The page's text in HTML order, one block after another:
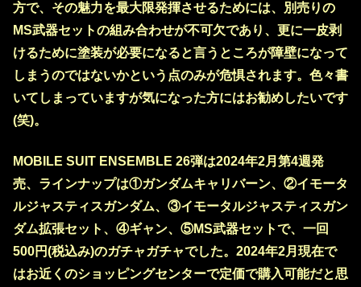
方で、その魅力を最大限発揮させるためには、別売りの
MS武器セットの組み合わせが不可欠であり、更に一皮剥
けるために塗装が必要になると言うところが障壁になって
しまうのではないかという点のみが危惧されます。色々書
いてしまっていますが気になった方にはお勧めしたいです
(笑)。
MOBILE SUIT ENSEMBLE 26弾は2024年2月第4週発
売、ラインナップは①ガンダムキャリバーン、②イモータ
ルジャスティスガンダム、③イモータルジャスティスガン
ダム拡張セット、④ギャン、⑤MS武器セットで、一回
500円(税込み)のガチャガチャでした。2024年2月現在で
はお近くのショッピングセンターで定価で購入可能だと思